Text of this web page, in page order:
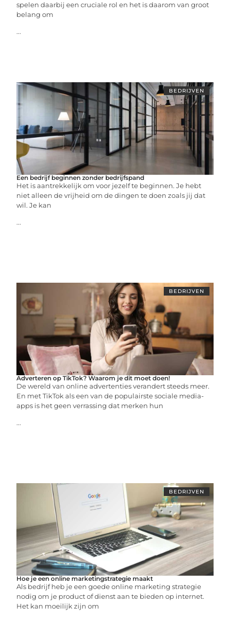
spelen daarbij een cruciale rol en het is daarom van groot
belang om
...
BEDRIJVEN
Een bedrijf beginnen zonder bedrijfspand
Het is aantrekkelijk om voor jezelf te beginnen. Je hebt
niet alleen de vrijheid om de dingen te doen zoals jij dat
wil. Je kan
...
BEDRIJVEN
Adverteren op TikTok? Waarom je dit moet doen!
De wereld van online advertenties verandert steeds meer.
En met TikTok als een van de populairste sociale media-
apps is het geen verrassing dat merken hun
...
BEDRIJVEN
Hoe je een online marketingstrategie maakt
Als bedrijf heb je een goede online marketing strategie
nodig om je product of dienst aan te bieden op internet.
Het kan moeilijk zijn om